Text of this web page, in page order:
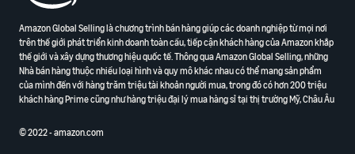
Amazon Global Selling là chương trình bán hàng giúp các doanh nghiệp từ mọi nơi
trên thế giới phát triển kinh doanh toàn cầu, tiếp cận khách hàng của Amazon khắp
thế giới và xây dựng thương hiệu quốc tế. Thông qua Amazon Global Selling, những
Nhà bán hàng thuộc nhiều loại hình và quy mô khác nhau có thể mang sản phẩm
của mình đến với hàng trăm triệu tài khoản người mua, trong đó có hơn 200 triệu
khách hàng Prime cũng như hàng triệu đại lý mua hàng sỉ tại thị trường Mỹ, Châu Âu
© 2022 - amazon.com